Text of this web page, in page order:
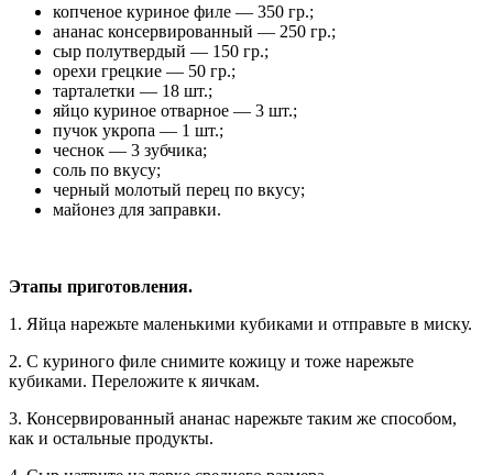
копченое куриное филе — 350 гр.;
ананас консервированный — 250 гр.;
сыр полутвердый — 150 гр.;
орехи грецкие — 50 гр.;
тарталетки — 18 шт.;
яйцо куриное отварное — 3 шт.;
пучок укропа — 1 шт.;
чеснок — 3 зубчика;
соль по вкусу;
черный молотый перец по вкусу;
майонез для заправки.
Этапы приготовления.
1. Яйца нарежьте маленькими кубиками и отправьте в миску.
2. С куриного филе снимите кожицу и тоже нарежьте
кубиками. Переложите к яичкам.
3. Консервированный ананас нарежьте таким же способом,
как и остальные продукты.